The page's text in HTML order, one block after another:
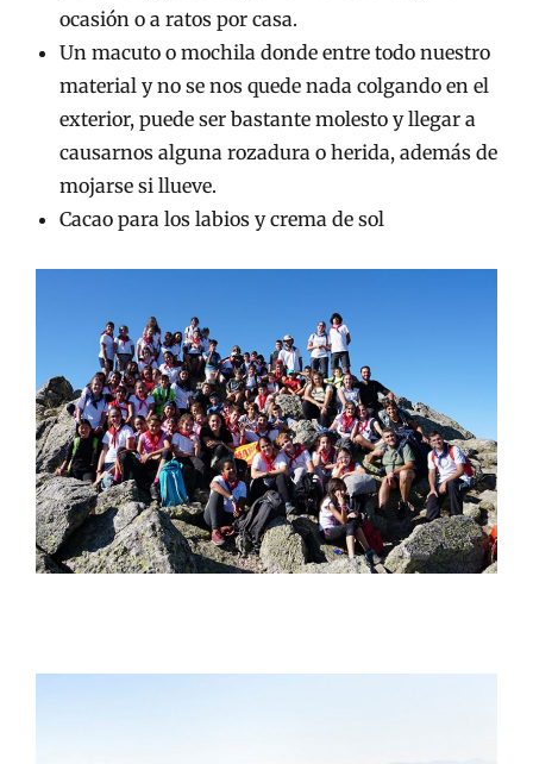
ocasión o a ratos por casa.
Un macuto o mochila donde entre todo nuestro
material y no se nos quede nada colgando en el
exterior, puede ser bastante molesto y llegar a
causarnos alguna rozadura o herida, además de
mojarse si llueve.
Cacao para los labios y crema de sol